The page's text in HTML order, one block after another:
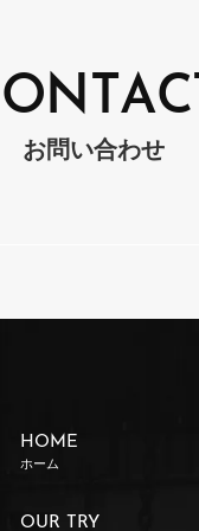
ON T AC
お問い合わせ
HOME
ホーム
OUR TRY